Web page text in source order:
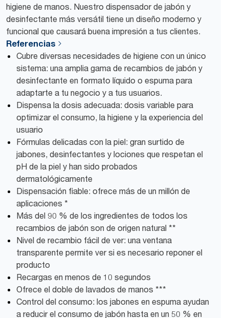
higiene de manos. Nuestro dispensador de jabón y
desinfectante más versátil tiene un diseño moderno y
funcional que causará buena impresión a tus clientes.
Referencias
Cubre diversas necesidades de higiene con un único
sistema: una amplia gama de recambios de jabón y
desinfectante en formato líquido o espuma para
adaptarte a tu negocio y a tus usuarios.
Dispensa la dosis adecuada: dosis variable para
optimizar el consumo, la higiene y la experiencia del
usuario
Fórmulas delicadas con la piel: gran surtido de
jabones, desinfectantes y lociones que respetan el
pH de la piel y han sido probados
dermatológicamente
Dispensación fiable: ofrece más de un millón de
aplicaciones *
Más del 90 % de los ingredientes de todos los
recambios de jabón son de origen natural **
Nivel de recambio fácil de ver: una ventana
transparente permite ver si es necesario reponer el
producto
Recargas en menos de 10 segundos
Ofrece el doble de lavados de manos ***
Control del consumo: los jabones en espuma ayudan
a reducir el consumo de jabón hasta en un 50 % en